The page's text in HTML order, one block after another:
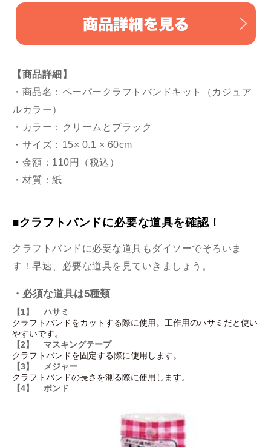
【商品詳細】
・商品名：ペーパークラフトバンドキット（カジュア
ルカラー）
・カラー：クリームとブラック
・サイズ：15× 0.1 × 60cm
・金額：110円（税込）
・材質：紙
■クラフトバンドに必要な道具を確認！
クラフトバンドに必要な道具もダイソーでそろいま
す！早速、必要な道具を見ていきましょう。
・必須な道具は5種類
【1】 ハサミ
クラフトバンドをカットする際に使用。工作用のハサミだと使い
やすいです。
【2】 マスキングテープ
クラフトバンドを固定する際に使用します。
【3】 メジャー
クラフトバンドの長さを測る際に使用します。
【4】 ボンド